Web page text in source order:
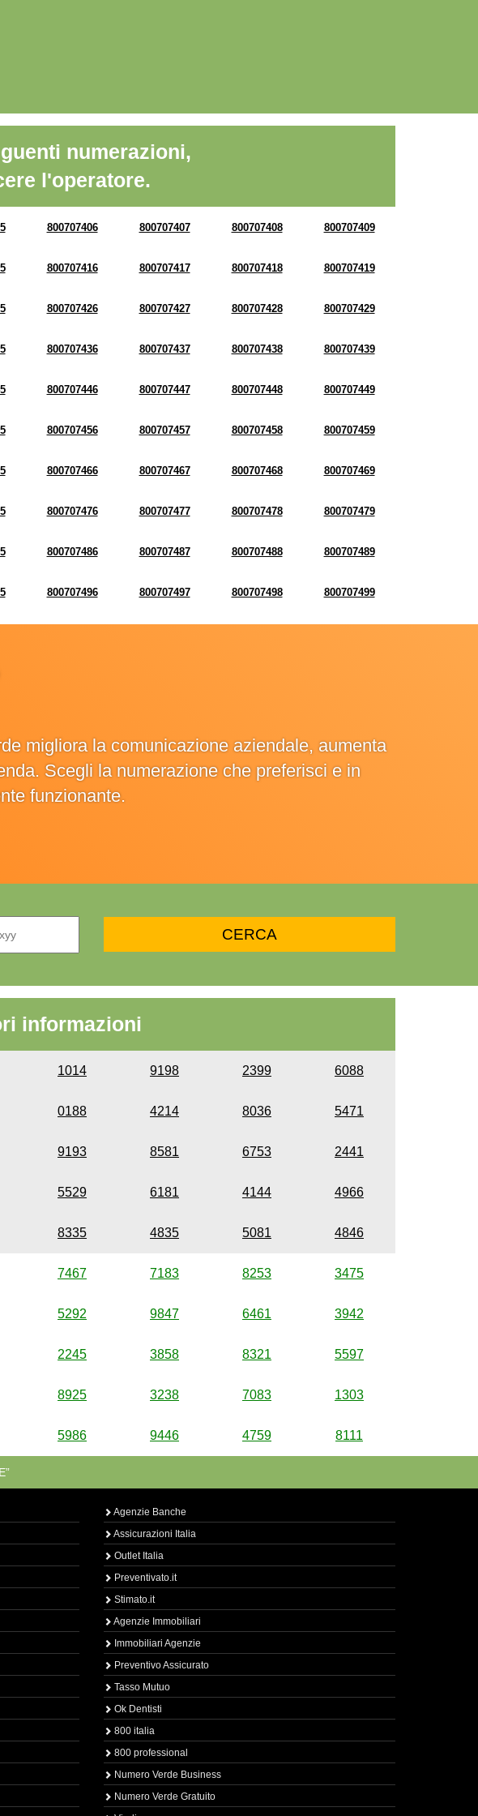
numerazioni,
l'operatore.
800707406 800707407 800707408 800707409
800707416 800707417 800707418 800707419
800707426 800707427 800707428 800707429
800707436 800707437 800707438 800707439
800707446 800707447 800707448 800707449
800707456 800707457 800707458 800707459
800707466 800707467 800707468 800707469
800707476 800707477 800707478 800707479
800707486 800707487 800707488 800707489
800707496 800707497 800707498 800707499
migliora la comunicazione aziendale, aumenta
Scegli la numerazione che preferisci e in
funzionante.
informazioni
1014 9198 2399 6088
0188 4214 8036 5471
9193 8581 6753 2441
5529 6181 4144 4966
8335 4835 5081 4846
7467 7183 8253 3475
5292 9847 6461 3942
2245 3858 8321 5597
8925 3238 7083 1303
5986 9446 4759 8111
Agenzie Banche
Assicurazioni Italia
Outlet Italia
Preventivato.it
Stimato.it
Agenzie Immobiliari
Immobiliari Agenzie
Preventivo Assicurato
Tasso Mutuo
Ok Dentisti
800 italia
800 professional
Numero Verde Business
Numero Verde Gratuito